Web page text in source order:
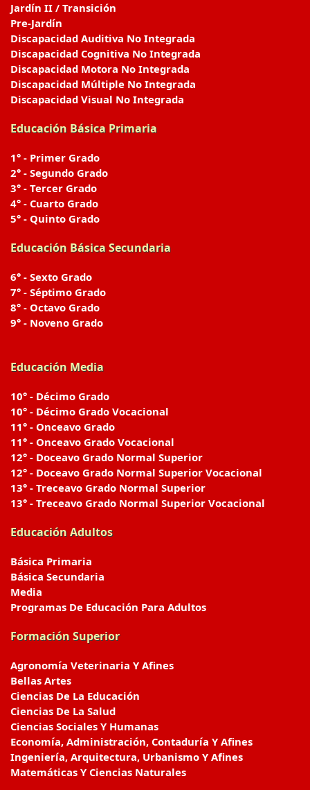
Jardín II / Transición
Pre-Jardín
Discapacidad Auditiva No Integrada
Discapacidad Cognitiva No Integrada
Discapacidad Motora No Integrada
Discapacidad Múltiple No Integrada
Discapacidad Visual No Integrada
Educación Básica Primaria
1° - Primer Grado
2° - Segundo Grado
3° - Tercer Grado
4° - Cuarto Grado
5° - Quinto Grado
Educación Básica Secundaria
6° - Sexto Grado
7° - Séptimo Grado
8° - Octavo Grado
9° - Noveno Grado
Educación Media
10° - Décimo Grado
10° - Décimo Grado Vocacional
11° - Onceavo Grado
11° - Onceavo Grado Vocacional
12° - Doceavo Grado Normal Superior
12° - Doceavo Grado Normal Superior Vocacional
13° - Treceavo Grado Normal Superior
13° - Treceavo Grado Normal Superior Vocacional
Educación Adultos
Básica Primaria
Básica Secundaria
Media
Programas De Educación Para Adultos
Formación Superior
Agronomía Veterinaria Y Afines
Bellas Artes
Ciencias De La Educación
Ciencias De La Salud
Ciencias Sociales Y Humanas
Economía, Administración, Contaduría Y Afines
Ingeniería, Arquitectura, Urbanismo Y Afines
Matemáticas Y Ciencias Naturales